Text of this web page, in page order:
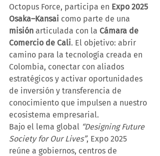
Octopus Force, participa en Expo 2025
Osaka–Kansai como parte de una
misión articulada con la Cámara de
Comercio de Cali. El objetivo: abrir
camino para la tecnología creada en
Colombia, conectar con aliados
estratégicos y activar oportunidades
de inversión y transferencia de
conocimiento que impulsen a nuestro
ecosistema empresarial.
Bajo el lema global “Designing Future
Society for Our Lives”, Expo 2025
reúne a gobiernos, centros de